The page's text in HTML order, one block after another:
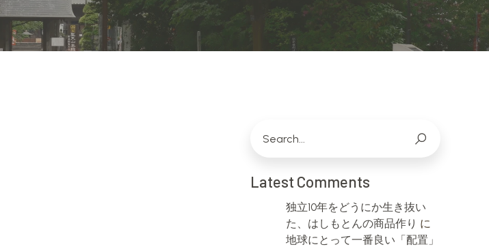
Latest Comments
独立10年をどうにか生き抜い
た、はしもとんの商品作り に
地球にとって一番良い「配置」